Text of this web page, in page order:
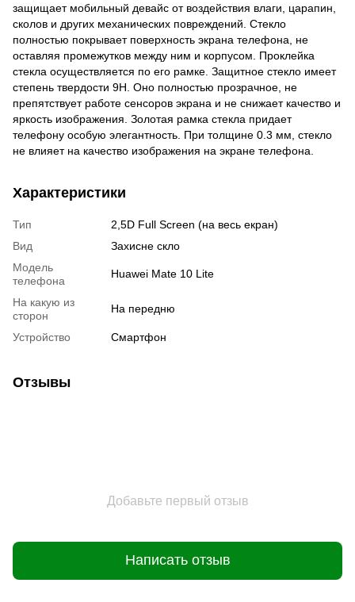
защищает мобильный девайс от воздействия влаги, царапин,
сколов и других механических повреждений. Стекло
полностью покрывает поверхность экрана телефона, не
оставляя промежутков между ним и корпусом. Проклейка
стекла осуществляется по его рамке. Защитное стекло имеет
степень твердости 9Н. Оно полностью прозрачное, не
препятствует работе сенсоров экрана и не снижает качество и
яркость изображения. Золотая рамка стекла придает
телефону особую элегантность. При толщине 0.3 мм, стекло
не влияет на качество изображения на экране телефона.
Характеристики
Тип
2,5D Full Screen (на весь екран)
Вид
Захисне скло
Модель
телефона
Huawei Mate 10 Lite
На какую из
сторон
На передню
Устройство Смартфон
Отзывы
Добавьте первый отзыв
Написать отзыв